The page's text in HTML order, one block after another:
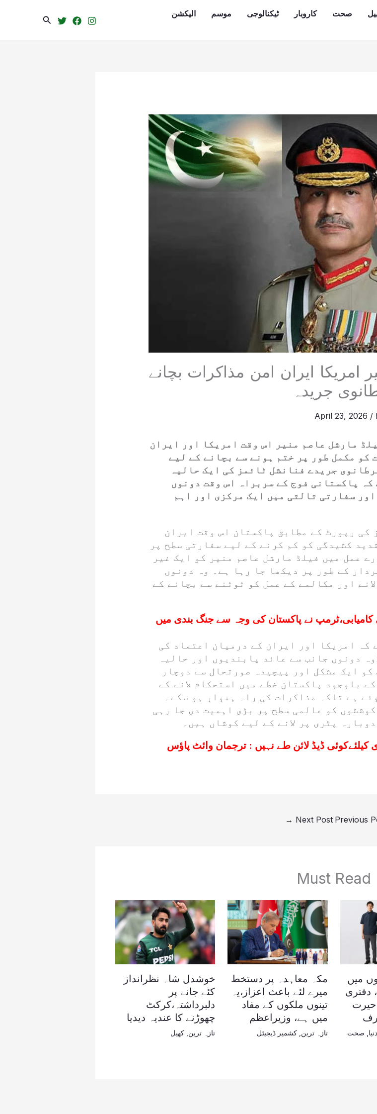
صحت کاروبار ٹیکنالوجی موسم
الیکشن
Search
امریکا ایران امن مذاکرات بچانے
جریدہ
April 23, 2026 /
مارشل عاصم منیر اس وقت امریکا اور ایران
کو مکمل طور پر ختم ہونے سے بچانے کے لیے
جریدے فنانشل ٹائمز کی ایک حالیہ
پاکستانی فوج کے سربراہ اس وقت دونوں
سفارتی ثالثی میں ایک مرکزی اور اہم
کی رپورٹ کے مطابق پاکستان اس وقت ایران
کشیدگی کو کم کرنے کے لیے سفارتی سطح پر
عمل میں فیلڈ مارشل عاصم منیر کو ایک غیر
کے طور پر دیکھا جا رہا ہے۔ وہ دونوں
اور مکالمے کے عمل کو ٹوٹنے سے بچانے کے
نے پاکستان کی وجہ سے جنگ بندی میں
کہ امریکا اور ایران کے درمیان اعتماد کی
دونوں جانب سے عائد پابندیوں اور حالیہ
ایک مشکل اور پیچیدہ صورتحال سے دوچار
باوجود پاکستان خطے میں استحکام لانے کے
ہے تاکہ مذاکرات کی راہ ہموار ہو سکے۔
کو عالمی سطح پر بڑی اہمیت دی جا رہی
پٹری پر لانے کے لیے کوشاں ہیں۔
کیلئےکوئی ڈیڈ لائن طے نہیں : ترجمان وائٹ پاؤس
Next Post
→
Must Read
میں
دفتری
حیرت
دنیا صحت
مکہ معاہدہ پر دستخط
میرے لئے باعث اعزاز،یہ
تینوں ملکوں کے مفاد
میں ہے، وزیراعظم
تازہ ترین ,کشمیر ڈیجیٹل
خوشدل شاہ نظرانداز
کئے جانے پر
دلبرداشتہ،کرکٹ
چھوڑنے کا عندیہ دیدیا
تازہ ترین کھیل